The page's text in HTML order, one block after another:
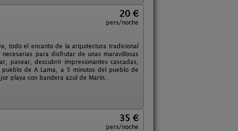
20 €
pers/noche
todo el encanto de la arquitectura tradicional
para disfrutar de unas maravillosas
pasear, descubrir impresionantes cascadas,
de A Lama, a 5 minutos del pueblo de
playa con bandera azul de Marín.
35 €
pers/noche